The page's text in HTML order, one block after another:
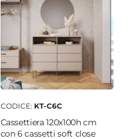
CODICE: KT-C6C
Cassettiera 120x100h cm
con 6 cassetti soft close